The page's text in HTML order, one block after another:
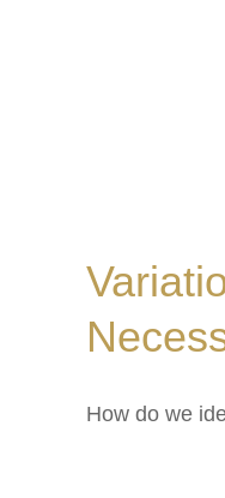
How do we